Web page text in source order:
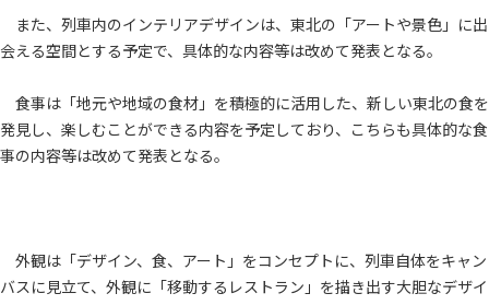
また、列車内のインテリアデザインは、東北の「アートや景色」に出
会える空間とする予定で、具体的な内容等は改めて発表となる。
食事は「地元や地域の食材」を積極的に活用した、新しい東北の食を
発見し、楽しむことができる内容を予定しており、こちらも具体的な食
事の内容等は改めて発表となる。
外観は「デザイン、食、アート」をコンセプトに、列車自体をキャン
バスに見立て、外観に「移動するレストラン」を描き出す大胆なデザイ